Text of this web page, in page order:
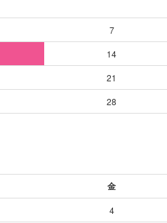
7
14
21
28
金
4